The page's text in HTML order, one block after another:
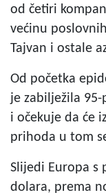
od četiri
većinu
Tajvan i ostale
Od početka
je zabilježila
i očekuje da će
prihoda u tom
Slijedi Europa s
dolara, prema